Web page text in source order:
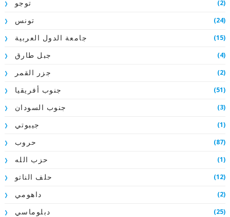
توجو (2)
تونس (24)
جامعة الدول العربية (15)
جبل طارق (4)
جزر القمر (2)
جنوب أفريقيا (51)
جنوب السودان (3)
جيبوتي (1)
حروب (87)
حزب الله (1)
حلف الناتو (12)
داهومي (2)
دبلوماسي (25)